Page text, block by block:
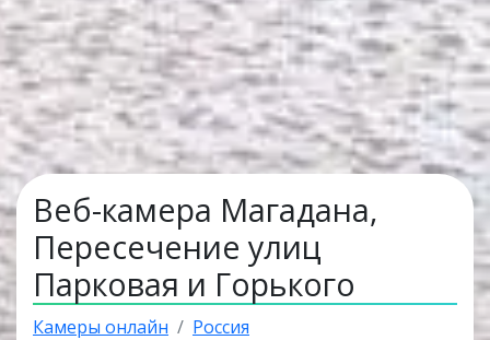
Веб-камера Магадана,
Пересечение улиц
Парковая и Горького
Камеры онлайн
Россия